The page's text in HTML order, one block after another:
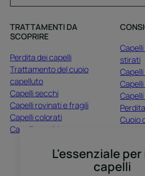
L'essenziale
capelli
TRATTAMENTI DA
SCOPRIRE
Perdita dei capelli
Trattamento del cuoio
capelluto
Capelli secchi
Capelli rovinati e fragili
Capelli colorati
Capelli opachi
stirati
Cuoio
CHI SIAMO